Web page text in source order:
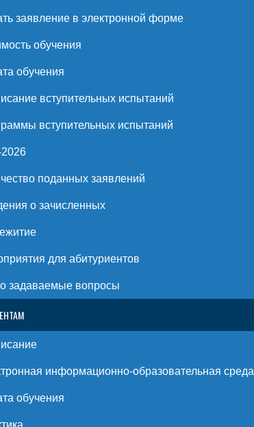
заявление в электронной форме
обучения
обучения
вступительных испытаний
вступительных испытаний
поданных заявлений
о зачисленных
для абитуриентов
задаваемые вопросы
информационно-образовательная среда
обучения